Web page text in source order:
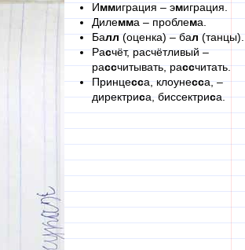
Иммиграция – эмиграция.
Дилемма – проблема.
Балл(оценка) – бал(танцы).
Расчёт, расчётливый –
рассчитывать, рассчитать.
Принцесса, клоунесса, –
директриса, биссектриса.